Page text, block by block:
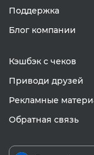
Поддержка
Блог компании
Кэшбэк с чеков
Приводи друзей
Рекламные
Обратная связь